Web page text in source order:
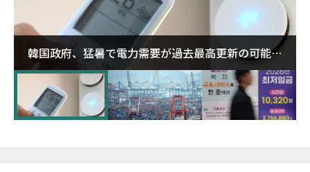
韓国政府、猛暑で電力需要が過去最高更新の可能性
に需給対応体制を点検